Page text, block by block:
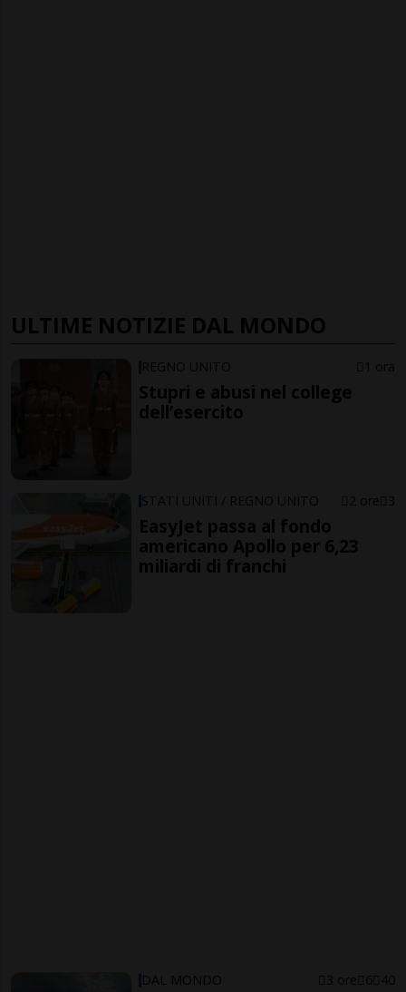
ULTIME NOTIZIE DAL MONDO
REGNO UNITO 1 ora
Stupri e abusi nel college
dell’esercito
STATI UNITI / REGNO UNITO 2 ore 3
EasyJet passa al fondo
americano Apollo per 6,23
miliardi di franchi
DAL MONDO 3 ore 6 40